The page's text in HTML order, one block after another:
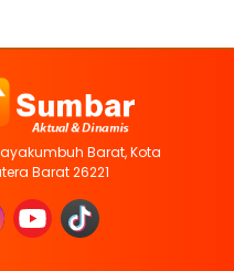
Barat, Kota
Barat 26221